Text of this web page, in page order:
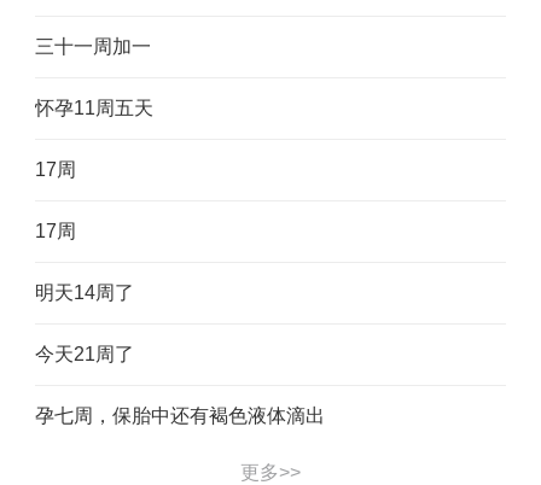
三十一周加一
怀孕11周五天
17周
17周
明天14周了
今天21周了
孕七周，保胎中还有褐色液体滴出
更多>>